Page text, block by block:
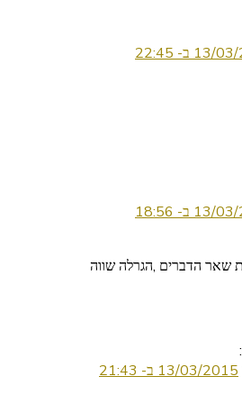
ב- 22:45
ב- 18:56
שאר הדברים ,הגרלה שווה
13/03/2015 ב- 21:43